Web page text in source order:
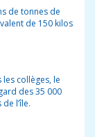
de tonnes de
de 150 kilos
collèges, le
des 35 000
l’île.